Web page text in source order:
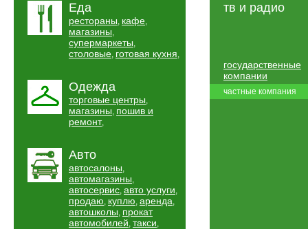
Еда
рестораны, кафе,
магазины,
супермаркеты,
столовые, готовая кухня,
Одежда
торговые центры,
магазины, пошив и
ремонт,
Авто
автосалоны,
автомагазины,
автосервис, авто услуги,
продаю, куплю, аренда,
автошколы, прокат
автомобилей, такси,
тв и радио
государственные
компании
частные компания